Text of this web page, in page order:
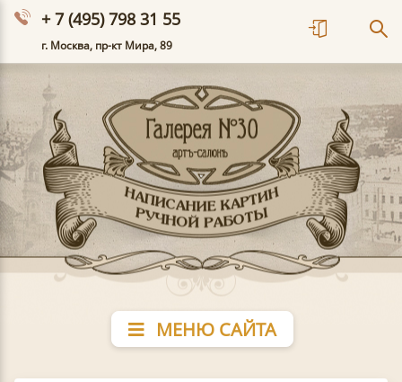
+ 7 (495) 798 31 55
г. Москва, пр-кт Мира, 89
МЕНЮ САЙТА